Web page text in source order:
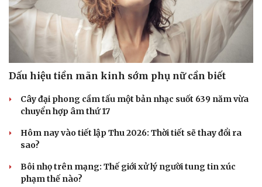
Dấu hiệu tiền mãn kinh sớm phụ nữ cần biết
Cây đại phong cầm tấu một bản nhạc suốt 639 năm vừa
chuyển hợp âm thứ 17
Hôm nay vào tiết lập Thu 2026: Thời tiết sẽ thay đổi ra
sao?
Bôi nhọ trên mạng: Thế giới xử lý người tung tin xúc
phạm thế nào?